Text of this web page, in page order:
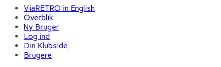
ViaRETRO in English
Overblik
Ny Bruger
Log ind
Din Klubside
Brugere